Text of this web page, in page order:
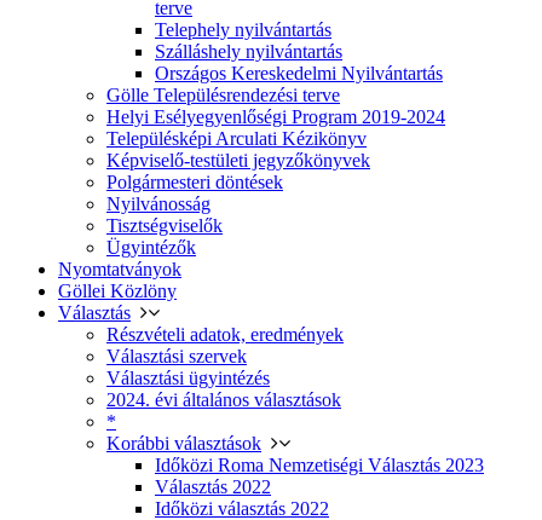
terve
Telephely nyilvántartás
Szálláshely nyilvántartás
Országos Kereskedelmi Nyilvántartás
Gölle Településrendezési terve
Helyi Esélyegyenlőségi Program 2019-2024
Településképi Arculati Kézikönyv
Képviselő-testületi jegyzőkönyvek
Polgármesteri döntések
Nyilvánosság
Tisztségviselők
Ügyintézők
Nyomtatványok
Göllei Közlöny
Választás
Részvételi adatok, eredmények
Választási szervek
Választási ügyintézés
2024. évi általános választások
*
Korábbi választások
Időközi Roma Nemzetiségi Választás 2023
Választás 2022
Időközi választás 2022